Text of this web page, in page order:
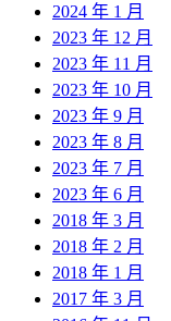
2024 年 1 月
2023 年 12 月
2023 年 11 月
2023 年 10 月
2023 年 9 月
2023 年 8 月
2023 年 7 月
2023 年 6 月
2018 年 3 月
2018 年 2 月
2018 年 1 月
2017 年 3 月